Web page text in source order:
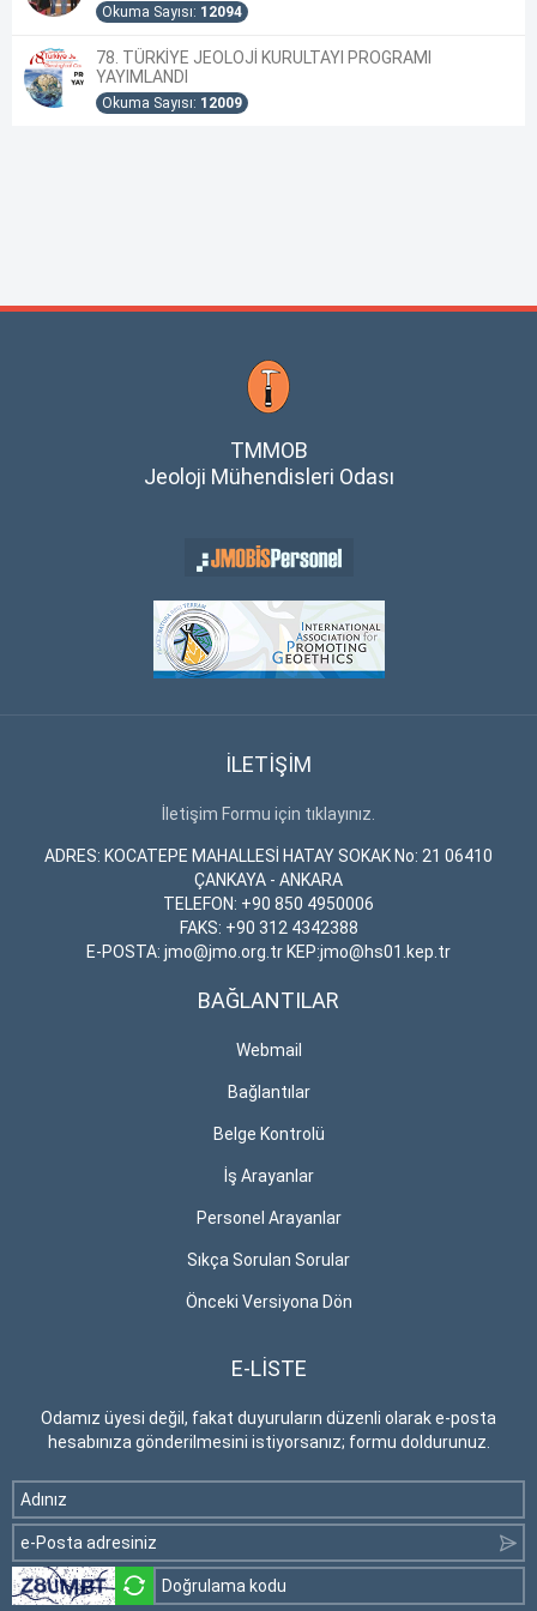
Okuma Sayısı: 12094
78. TÜRKİYE JEOLOJİ KURULTAYI PROGRAMI
YAYIMLANDI
Okuma Sayısı: 12009
TMMOB
Jeoloji Mühendisleri Odası
İLETİŞİM
İletişim Formu için tıklayınız.
ADRES: KOCATEPE MAHALLESİ HATAY SOKAK No: 21 06410
ÇANKAYA - ANKARA
TELEFON: +90 850 4950006
FAKS: +90 312 4342388
E-POSTA: jmo@jmo.org.tr KEP:jmo@hs01.kep.tr
BAĞLANTILAR
Webmail
Bağlantılar
Belge Kontrolü
İş Arayanlar
Personel Arayanlar
Sıkça Sorulan Sorular
Önceki Versiyona Dön
E-LİSTE
Odamız üyesi değil, fakat duyuruların düzenli olarak e-posta
hesabınıza gönderilmesini istiyorsanız; formu doldurunuz.